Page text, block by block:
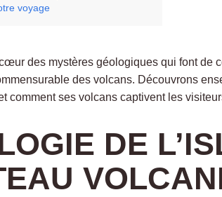
voyage
des mystères géologiques qui font de
des volcans. Découvrons
comment ses volcans captivent les
DE